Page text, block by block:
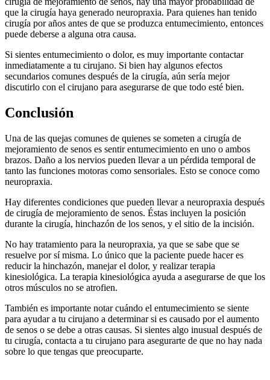
que la cirugía haya generado neuropraxia. Para quienes han tenido
cirugía por años antes de que se produzca entumecimiento, entonces
puede deberse a alguna otra causa.
Si sientes entumecimiento o dolor, es muy importante contactar
inmediatamente a tu cirujano. Si bien hay algunos efectos
secundarios comunes después de la cirugía, aún sería mejor
discutirlo con el cirujano para asegurarse de que todo esté bien.
Conclusión
Una de las quejas comunes de quienes se someten a cirugía de
mejoramiento de senos es sentir entumecimiento en uno o ambos
brazos. Daño a los nervios pueden llevar a un pérdida temporal de
tanto las funciones motoras como sensoriales. Esto se conoce como
neuropraxia.
Hay diferentes condiciones que pueden llevar a neuropraxia después
de cirugía de mejoramiento de senos. Éstas incluyen la posición
durante la cirugía, hinchazón de los senos, y el sitio de la incisión.
No hay tratamiento para la neuropraxia, ya que se sabe que se
resuelve por sí misma. Lo único que la paciente puede hacer es
reducir la hinchazón, manejar el dolor, y realizar terapia
kinesiológica. La terapia kinesiológica ayuda a asegurarse de que los
otros músculos no se atrofien.
También es importante notar cuándo el entumecimiento se siente
para ayudar a tu cirujano a determinar si es causado por el aumento
de senos o se debe a otras causas. Si sientes algo inusual después de
tu cirugía, contacta a tu cirujano para asegurarte de que no hay nada
sobre lo que tengas que preocuparte.